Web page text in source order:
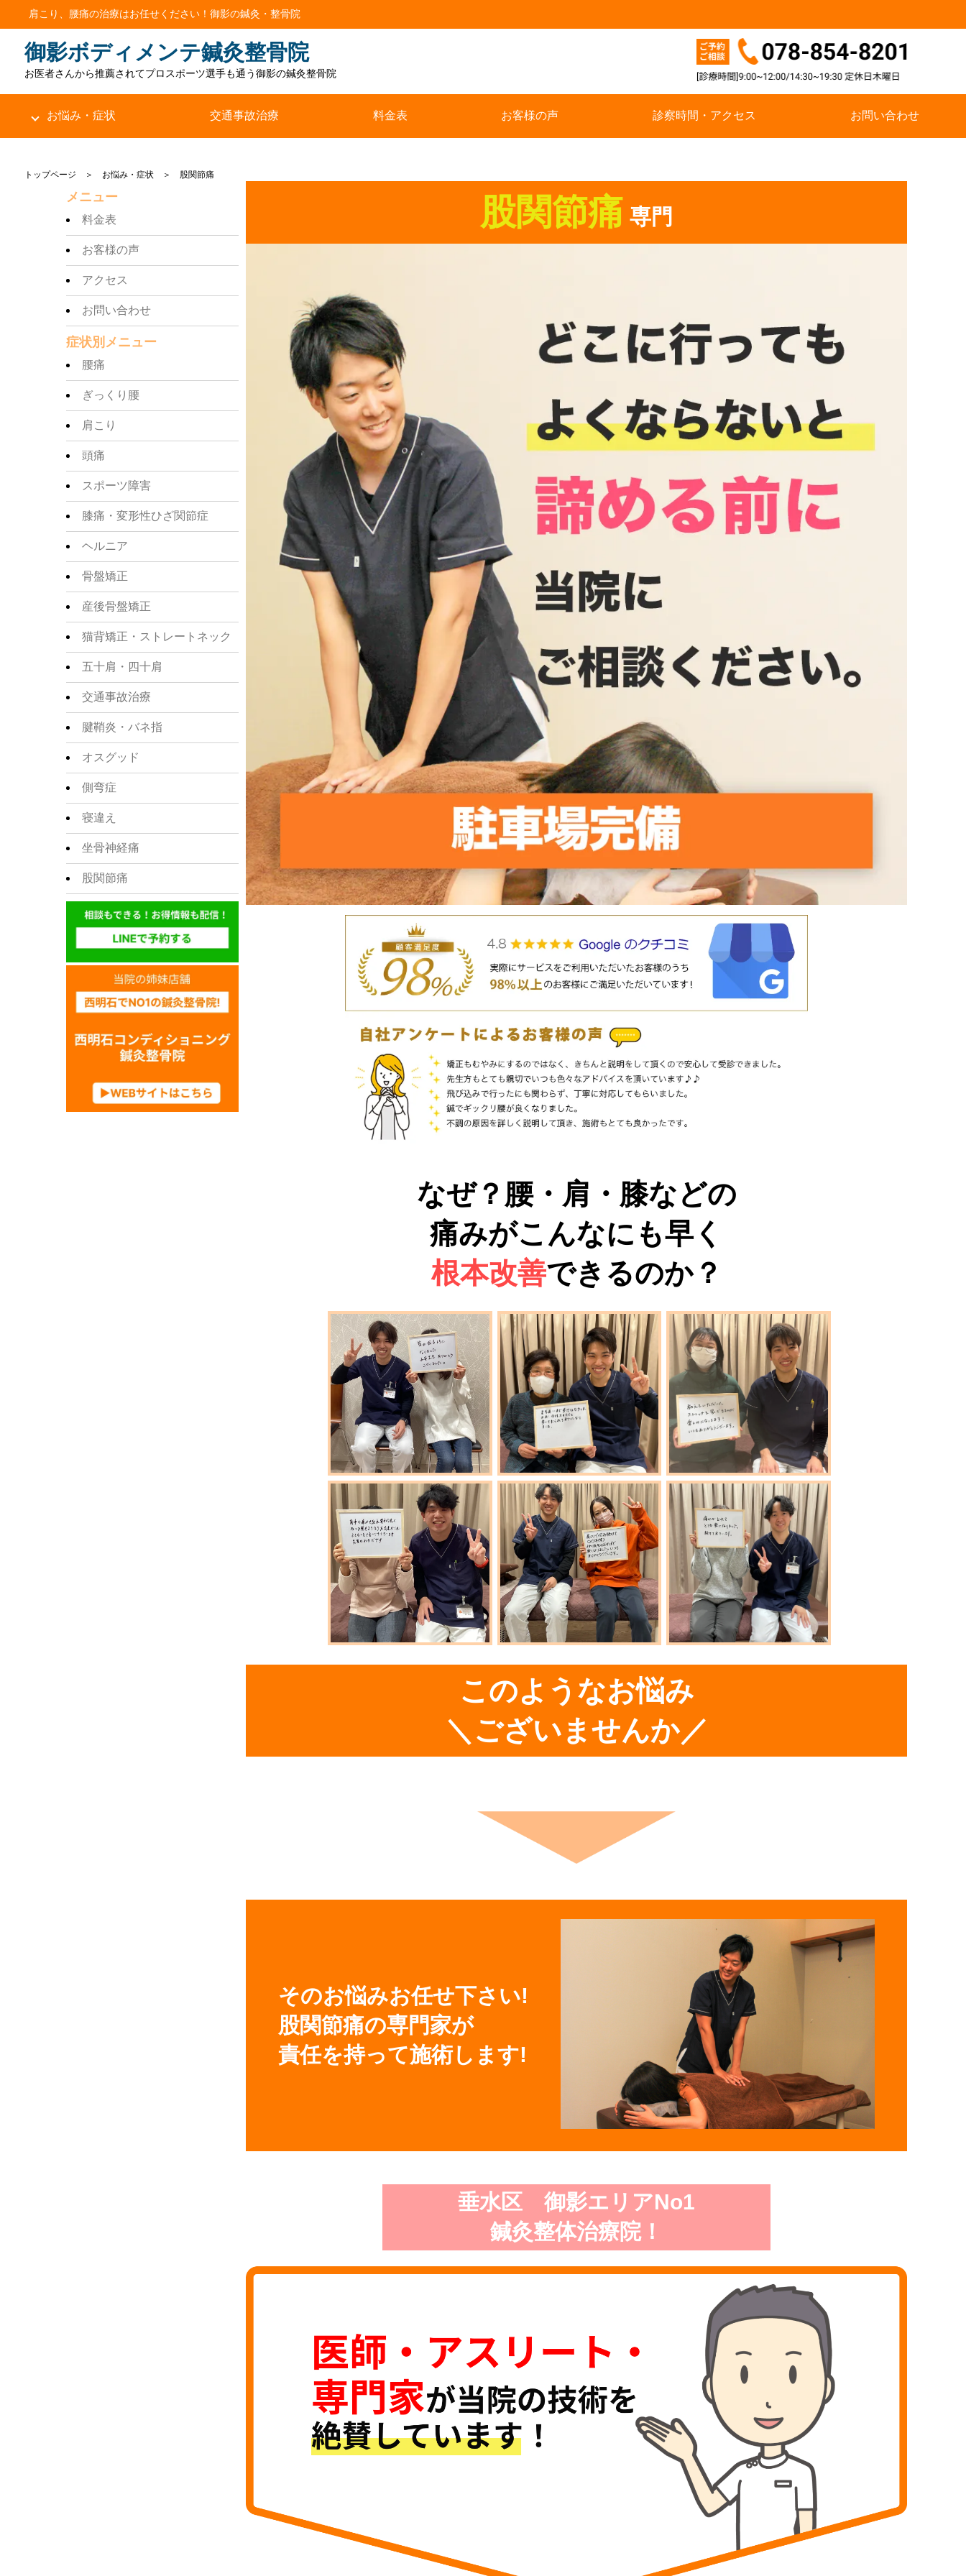
肩こり、腰痛の治療はお任せください！御影の鍼灸・整骨院
御影ボディメンテ鍼灸整骨院
お医者さんから推薦されてプロスポーツ選手も通う御影の鍼灸整骨院
お悩み・症状 交通事故治療 料金表 お客様の声 診察時間・アクセス お問い合わせ
トップページ ＞ お悩み・症状 ＞ 股関節痛
メニュー
料金表
お客様の声
アクセス
お問い合わせ
症状別メニュー
腰痛
ぎっくり腰
肩こり
頭痛
スポーツ障害
膝痛・変形性ひざ関節症
ヘルニア
骨盤矯正
産後骨盤矯正
猫背矯正・ストレートネック
五十肩・四十肩
交通事故治療
腱鞘炎・バネ指
オスグッド
側弯症
寝違え
坐骨神経痛
股関節痛
股関節痛 専門
なぜ？腰・肩・膝などの
痛みがこんなにも早く
根本改善できるのか？
このようなお悩み
＼ございませんか／
そのお悩みお任せ下さい!
股関節痛の専門家が
責任を持って施術します!
垂水区 御影エリアNo1
鍼灸整体治療院！